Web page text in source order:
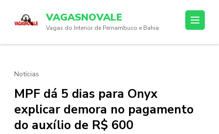
(Press
VAGASNOVALE
Vagas do Interior de Pernambuco e Bahia
Notícias
MPF dá 5 dias para Onyx
explicar demora no pagamento
do auxílio de R$ 600